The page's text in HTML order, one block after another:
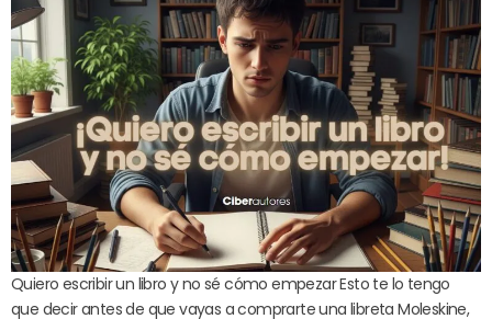
Quiero escribir un libro y no sé cómo empezar Esto te lo tengo
que decir antes de que vayas a comprarte una libreta Moleskine,